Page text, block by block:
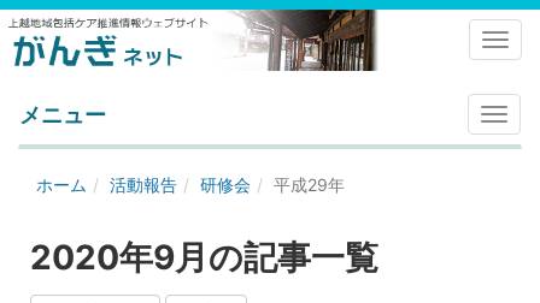
メ
ニ
メニュー
ホーム 活動報告 研修会 平成29年
2020年9月の記事一覧